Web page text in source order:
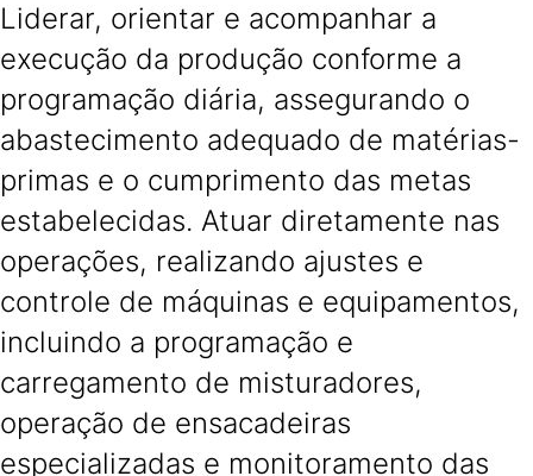
Liderar, orientar e acompanhar a
execução da produção conforme a
programação diária, assegurando o
abastecimento adequado de matérias-
primas e o cumprimento das metas
estabelecidas. Atuar diretamente nas
operações, realizando ajustes e
controle de máquinas e equipamentos,
incluindo a programação e
carregamento de misturadores,
operação de ensacadeiras
especializadas e monitoramento das